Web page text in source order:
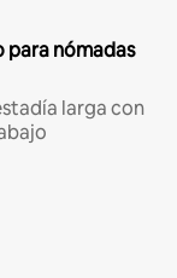
para nómadas
larga con